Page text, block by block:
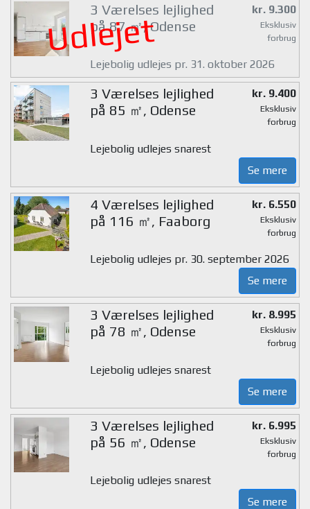
Udlejet
3 Værelses lejlighed
på 87 ㎡, Odense
kr. 9.300
Eksklusiv
forbrug
Lejebolig udlejes pr. 31. oktober 2026
3 Værelses lejlighed
på 85 ㎡, Odense
kr. 9.400
Eksklusiv
forbrug
Lejebolig udlejes snarest
Se mere
4 Værelses lejlighed
på 116 ㎡, Faaborg
kr. 6.550
Eksklusiv
forbrug
Lejebolig udlejes pr. 30. september 2026
Se mere
3 Værelses lejlighed
på 78 ㎡, Odense
kr. 8.995
Eksklusiv
forbrug
Lejebolig udlejes snarest
Se mere
3 Værelses lejlighed
på 56 ㎡, Odense
kr. 6.995
Eksklusiv
forbrug
Lejebolig udlejes snarest
Se mere